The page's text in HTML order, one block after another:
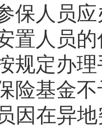
保人员
置人员
规定办
险基金
因在异